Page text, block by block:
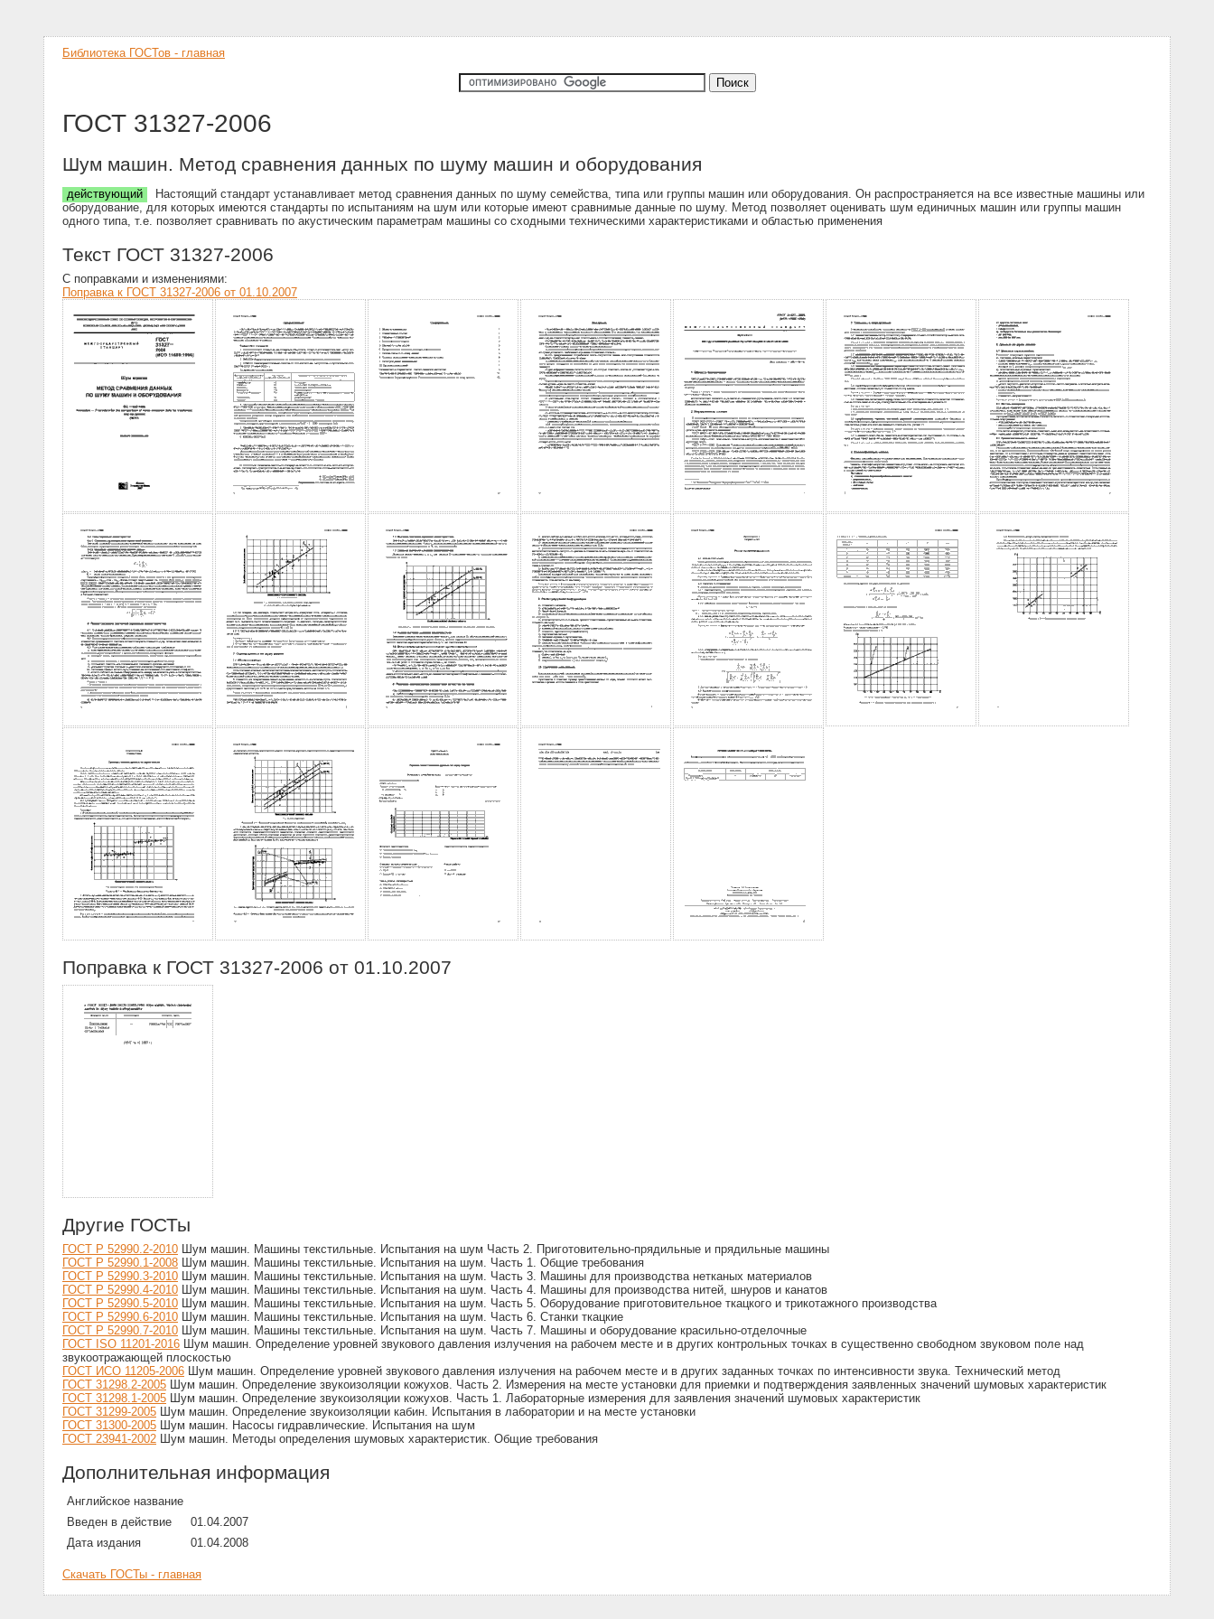
Библиотека ГОСТов - главная
ГОСТ 31327-2006
Шум машин. Метод сравнения данных по шуму машин и оборудования
действующий
Настоящий стандарт устанавливает метод сравнения данных по шуму семейства, типа или группы машин или оборудования. Он распространяется на все известные машины или
оборудование, для которых имеются стандарты по испытаниям на шум или которые имеют сравнимые данные по шуму. Метод позволяет оценивать шум единичных машин или группы машин
одного типа, т.е. позволяет сравнивать по акустическим параметрам машины со сходными техническими характеристиками и областью применения
Текст ГОСТ 31327-2006
С поправками и изменениями:
Поправка к ГОСТ 31327-2006 от 01.10.2007
Поправка к ГОСТ 31327-2006 от 01.10.2007
Другие ГОСТы
ГОСТ Р 52990.2-2010 Шум машин. Машины текстильные. Испытания на шум Часть 2. Приготовительно-прядильные и прядильные машины
ГОСТ Р 52990.1-2008 Шум машин. Машины текстильные. Испытания на шум. Часть 1. Общие требования
ГОСТ Р 52990.3-2010 Шум машин. Машины текстильные. Испытания на шум. Часть 3. Машины для производства нетканых материалов
ГОСТ Р 52990.4-2010 Шум машин. Машины текстильные. Испытания на шум. Часть 4. Машины для производства нитей, шнуров и канатов
ГОСТ Р 52990.5-2010 Шум машин. Машины текстильные. Испытания на шум. Часть 5. Оборудование приготовительное ткацкого и трикотажного производства
ГОСТ Р 52990.6-2010 Шум машин. Машины текстильные. Испытания на шум. Часть 6. Станки ткацкие
ГОСТ Р 52990.7-2010 Шум машин. Машины текстильные. Испытания на шум. Часть 7. Машины и оборудование красильно-отделочные
ГОСТ ISO 11201-2016 Шум машин. Определение уровней звукового давления излучения на рабочем месте и в других контрольных точках в существенно свободном звуковом поле над
звукоотражающей плоскостью
ГОСТ ИСО 11205-2006 Шум машин. Определение уровней звукового давления излучения на рабочем месте и в других заданных точках по интенсивности звука. Технический метод
ГОСТ 31298.2-2005 Шум машин. Определение звукоизоляции кожухов. Часть 2. Измерения на месте установки для приемки и подтверждения заявленных значений шумовых характеристик
ГОСТ 31298.1-2005 Шум машин. Определение звукоизоляции кожухов. Часть 1. Лабораторные измерения для заявления значений шумовых характеристик
ГОСТ 31299-2005 Шум машин. Определение звукоизоляции кабин. Испытания в лаборатории и на месте установки
ГОСТ 31300-2005 Шум машин. Насосы гидравлические. Испытания на шум
ГОСТ 23941-2002 Шум машин. Методы определения шумовых характеристик. Общие требования
Дополнительная информация
Английское название
Введен в действие
01.04.2007
Дата издания
01.04.2008
Скачать ГОСТы - главная